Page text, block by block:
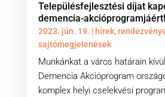
Településfejlesztési díjat
demencia-akcióprogramjáért!
2023. jún. 19. | hírek,
sajtómegjelenések
Munkánkat a város határain
Demencia Akcióprogram
komplex helyi cselekvési